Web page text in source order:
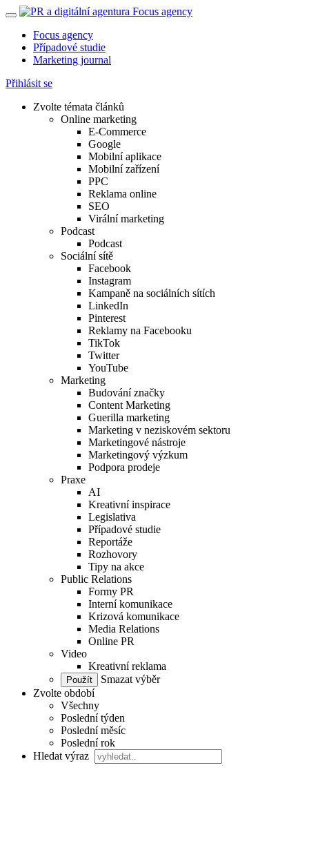
Focus agency
Případové studie
Marketing journal
Přihlásit se
Zvolte témata článků
Online marketing
E-Commerce
Google
Mobilní aplikace
Mobilní zařízení
PPC
Reklama online
SEO
Virální marketing
Podcast
Podcast
Sociální sítě
Facebook
Instagram
Kampaně na sociálních sítích
LinkedIn
Pinterest
Reklamy na Facebooku
TikTok
Twitter
YouTube
Marketing
Budování značky
Content Marketing
Guerilla marketing
Marketing v neziskovém sektoru
Marketingové nástroje
Marketingový výzkum
Podpora prodeje
Praxe
AI
Kreativní inspirace
Legislativa
Případové studie
Reportáže
Rozhovory
Tipy na akce
Public Relations
Formy PR
Interní komunikace
Krizová komunikace
Media Relations
Online PR
Video
Kreativní reklama
Smazat výběr
Zvolte období
Všechny
Poslední týden
Poslední měsíc
Poslední rok
Hledat výraz